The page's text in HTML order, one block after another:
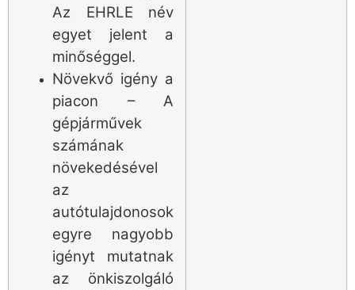
Az EHRLE név
egyet jelent a
minőséggel.
Növekvő igény a
piacon – A
gépjárművek
számának
növekedésével
az
autótulajdonosok
egyre nagyobb
igényt mutatnak
az önkiszolgáló